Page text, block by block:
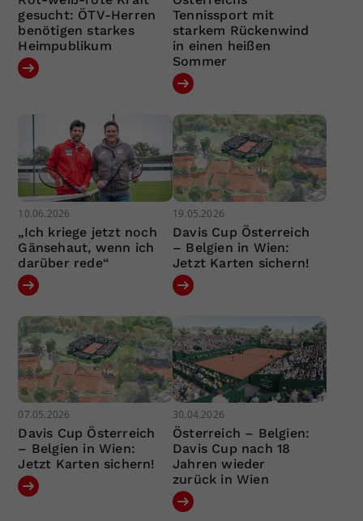
gesucht: ÖTV-Herren
benötigen starkes
Heimpublikum
Tennissport mit
starkem Rückenwind
in einen heißen
Sommer
10.06.2026
„Ich kriege jetzt noch
Gänsehaut, wenn ich
darüber rede“
19.05.2026
Davis Cup Österreich
– Belgien in Wien:
Jetzt Karten sichern!
07.05.2026
Davis Cup Österreich
– Belgien in Wien:
Jetzt Karten sichern!
30.04.2026
Österreich – Belgien:
Davis Cup nach 18
Jahren wieder
zurück in Wien